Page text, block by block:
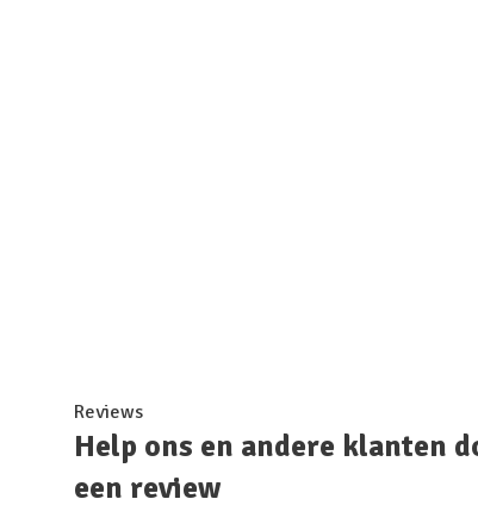
Reviews
Help ons en andere klanten
een review